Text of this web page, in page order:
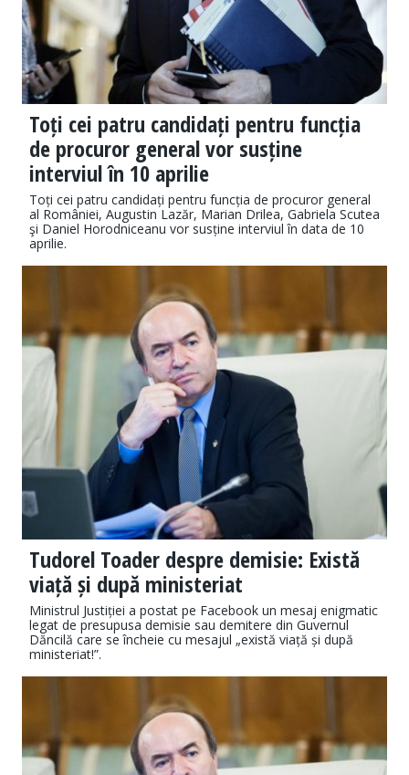
Toți cei patru candidați pentru funcția
de procuror general vor susține
interviul în 10 aprilie
Toți cei patru candidați pentru funcția de procuror general
al României, Augustin Lazăr, Marian Drilea, Gabriela Scutea
şi Daniel Horodniceanu vor susține interviul în data de 10
aprilie.
Tudorel Toader despre demisie: Există
viață și după ministeriat
Ministrul Justiției a postat pe Facebook un mesaj enigmatic
legat de presupusa demisie sau demitere din Guvernul
Dăncilă care se încheie cu mesajul „există viață și după
ministeriat!”.